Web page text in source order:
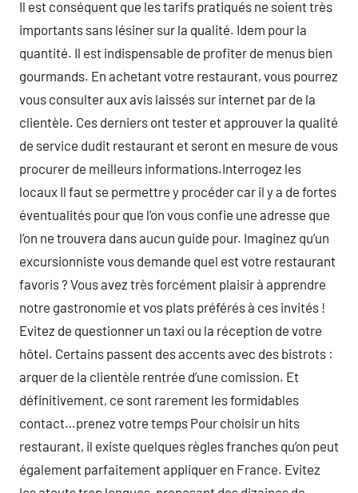
Il est conséquent que les tarifs pratiqués ne soient très
importants sans lésiner sur la qualité. Idem pour la
quantité. Il est indispensable de profiter de menus bien
gourmands. En achetant votre restaurant, vous pourrez
vous consulter aux avis laissés sur internet par de la
clientèle. Ces derniers ont tester et approuver la qualité
de service dudit restaurant et seront en mesure de vous
procurer de meilleurs informations.Interrogez les
locaux Il faut se permettre y procéder car il y a de fortes
éventualités pour que l’on vous confie une adresse que
l’on ne trouvera dans aucun guide pour. Imaginez qu’un
excursionniste vous demande quel est votre restaurant
favoris ? Vous avez très forcément plaisir à apprendre
notre gastronomie et vos plats préférés à ces invités !
Evitez de questionner un taxi ou la réception de votre
hôtel. Certains passent des accents avec des bistrots :
arquer de la clientèle rentrée d’une comission. Et
définitivement, ce sont rarement les formidables
contact…prenez votre temps Pour choisir un hits
restaurant, il existe quelques règles franches qu’on peut
également parfaitement appliquer en France. Evitez